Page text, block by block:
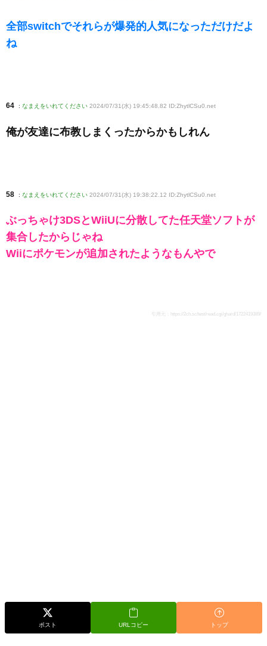
全部switchでそれらが爆発的人気になっただけだよ
ね
64 : なまえをいれてください 2024/07/31(水) 19:45:48.82 ID:ZhytlCSu0.net
俺が友達に布教しまくったからかもしれん
58 : なまえをいれてください 2024/07/31(水) 19:38:22.12 ID:ZhytlCSu0 .net
ぶっちゃけ3DSとWiiUに分散してた任天堂ソフトが
集合したからじゃね
Wiiにポケモンが追加されたようなもんやで
引用元： https://2ch.sc/test/read.cgi/ghard/1722419389/
ポスト URLコピー トップ